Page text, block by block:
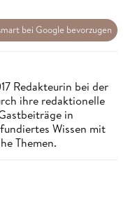
bei Google bevorzugen
Redakteurin bei der
ihre redaktionelle
in
Wissen mit
Themen.